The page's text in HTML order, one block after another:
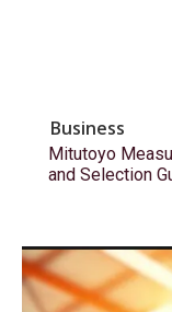
Business
Mitutoyo
and Selection